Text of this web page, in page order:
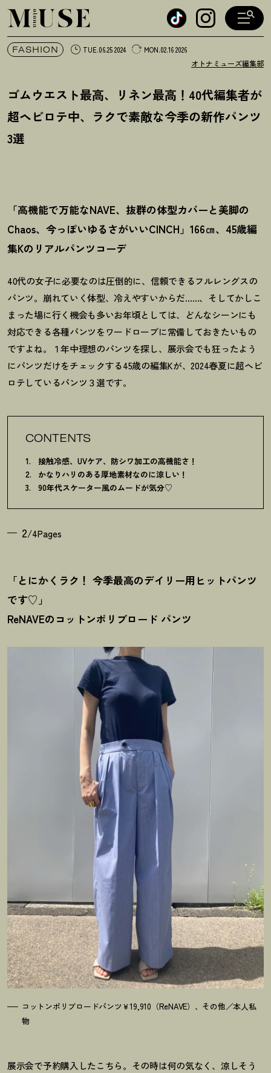
オトナミューズ ウェブ
FASHION TUE.06.25 2024 MON.02.16 2026
オトナミューズ編集部
ゴムウエスト最高、リネン最高 ！ 40代編集者が
超ヘビロテ中、ラクで素敵な今季の新作パンツ
3選
「高機能で万能なNAVE、抜群の体型カバーと美脚の
Chaos、今っぽいゆるさがいいCINCH」166㎝、45歳編
集Kのリアルパンツコーデ
40代の女子に必要なのは圧倒的に、信頼できるフルレングスの
パンツ。崩れていく体型、冷えやすいからだ……、そしてかしこ
まった場に行く機会も多いお年頃としては、どんなシーンにも
対応できる各種パンツをワードローブに常備しておきたいもの
ですよね。１年中理想のパンツを探し、展示会でも狂ったよう
にパンツだけをチェックする45歳の編集Kが、2024春夏に超ヘビ
ロテしているパンツ３選です。
CONTENTS
接触冷感、UVケア、防シワ加工の高機能さ ！
かなりハリのある厚地素材なのに涼しい ！
90年代スケーター風のムードが気分♡
2/4Pages
「とにかくラク ！ 今季最高のデイリー用ヒットパンツ
です♡」
ReNAVEのコットンポリブロード パンツ
コットンポリブロードパンツ￥19,910（ReNAVE）、その他／本人私
物
展示会で予約購入したこちら。その時は何の気なく、涼しそう